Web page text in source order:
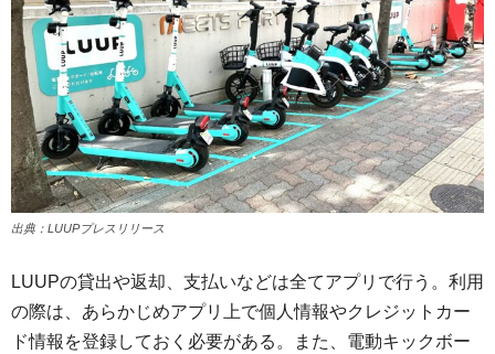
出典：LUUPプレスリリース
LUUPの貸出や返却、支払いなどは全てアプリで行う。利用
の際は、あらかじめアプリ上で個人情報やクレジットカー
ド情報を登録しておく必要がある。また、電動キックボー